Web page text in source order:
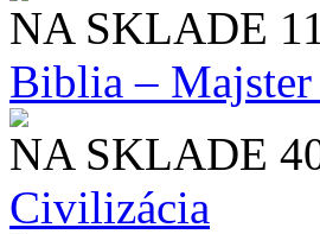
NA SKLADE
Biblia – Majster
NA SKLADE
Civilizácia